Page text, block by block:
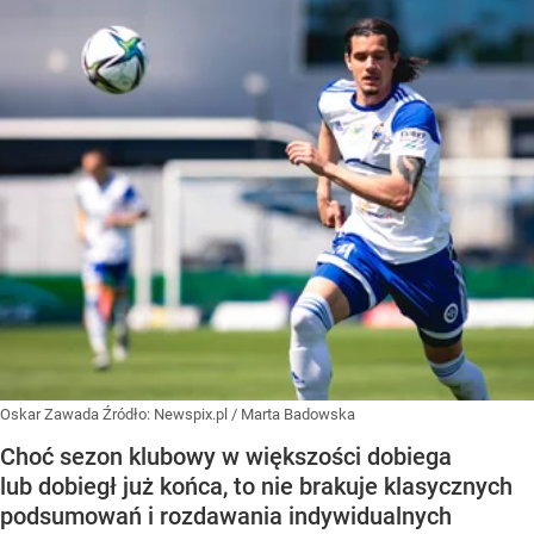
Oskar Zawada Źródło: Newspix.pl / Marta Badowska
Choć sezon klubowy w większości dobiega
lub dobiegł już końca, to nie brakuje klasycznych
podsumowań i rozdawania indywidualnych